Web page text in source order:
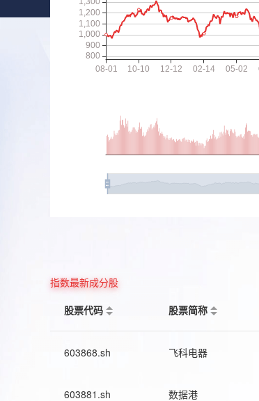
指数最新成分股
股票代码
股票简称
603868.sh 飞科电器
603881.sh 数据港